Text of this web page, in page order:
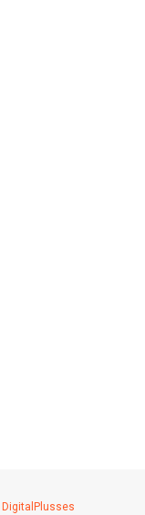
DigitalPlusses